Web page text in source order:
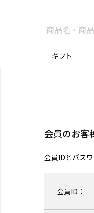
ギフト
会員のお客
会員IDとパス
会員ID：